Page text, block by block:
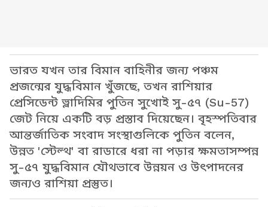
ভারত যখন তার বিমান বাহিনীর জন্য পঞ্চম
প্রজন্মের যুদ্ধবিমান খুঁজছে, তখন রাশিয়ার
প্রেসিডেন্ট ভ্লাদিমির পুতিন সুখোই সু-৫৭ (Su-57)
জেট নিয়ে একটি বড় প্রস্তাব দিয়েছেন। বৃহস্পতিবার
আন্তর্জাতিক সংবাদ সংস্থাগুলিকে পুতিন বলেন,
উন্নত 'স্টেল্থ' বা রাডারে ধরা না পড়ার ক্ষমতাসম্পন্ন
সু-৫৭ যুদ্ধবিমান যৌথভাবে উন্নয়ন ও উৎপাদনের
জন্যও রাশিয়া প্রস্তুত।